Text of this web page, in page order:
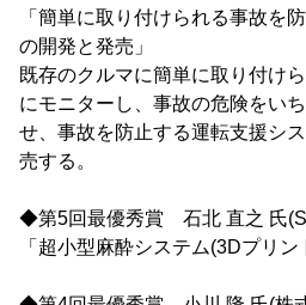
「簡単に取り付けられる事故を
の開発と発売」
既存のクルマに簡単に取り付け
にモニターし、事故の危険をい
せ、事故を防止する運転支援シ
売する。
◆第5回最優秀賞 石北 直之 氏
「超小型麻酔システム(3Dプリン